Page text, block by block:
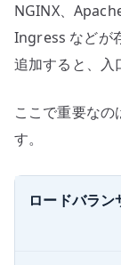
NGINX、
Ingress などが
追加すると、入
ここで重要な
す。
ロードバラン